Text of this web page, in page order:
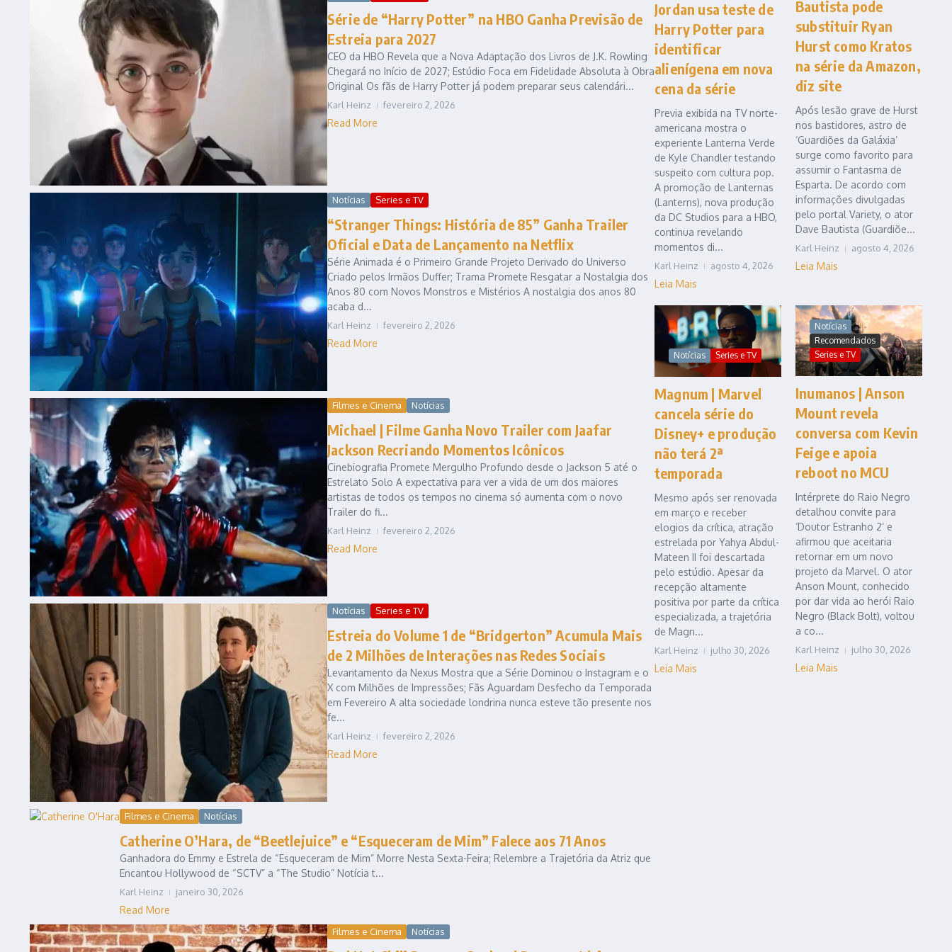
Série de “Harry Potter” na HBO Ganha Previsão de
Estreia para 2027
CEO da HBO Revela que a Nova Adaptação dos Livros de J.K. Rowling
Chegará no Início de 2027; Estúdio Foca em Fidelidade Absoluta à Obra
Original Os fãs de Harry Potter já podem preparar seus calendári...
Karl Heinz fevereiro 2, 2026
Read More
Notícias Series e TV
“Stranger Things: História de 85” Ganha Trailer
Oficial e Data de Lançamento na Netflix
Série Animada é o Primeiro Grande Projeto Derivado do Universo
Criado pelos Irmãos Duffer; Trama Promete Resgatar a Nostalgia dos
Anos 80 com Novos Monstros e Mistérios A nostalgia dos anos 80
acaba d...
Karl Heinz fevereiro 2, 2026
Read More
Filmes e Cinema Notícias
Michael | Filme Ganha Novo Trailer com Jaafar
Jackson Recriando Momentos Icônicos
Cinebiografia Promete Mergulho Profundo desde o Jackson 5 até o
Estrelato Solo A expectativa para ver a vida de um dos maiores
artistas de todos os tempos no cinema só aumenta com o novo
Trailer do fi...
Karl Heinz fevereiro 2, 2026
Read More
Notícias Series e TV
Estreia do Volume 1 de “Bridgerton” Acumula Mais
de 2 Milhões de Interações nas Redes Sociais
Levantamento da Nexus Mostra que a Série Dominou o Instagram e o
X com Milhões de Impressões; Fãs Aguardam Desfecho da Temporada
em Fevereiro A alta sociedade londrina nunca esteve tão presente nos
fe...
Karl Heinz fevereiro 2, 2026
Read More
Filmes e Cinema Notícias
Catherine O’Hara, de “Beetlejuice” e “Esqueceram de Mim” Falece aos 71 Anos
Ganhadora do Emmy e Estrela de “Esqueceram de Mim” Morre Nesta Sexta-Feira; Relembre a Trajetória da Atriz que
Encantou Hollywood de “SCTV” a “The Studio” Notícia t...
Karl Heinz janeiro 30, 2026
Read More
Filmes e Cinema Notícias
Jordan usa teste de
Harry Potter para
identificar
alienígena em nova
cena da série
Previa exibida na TV norte-
americana mostra o
experiente Lanterna Verde
de Kyle Chandler testando
suspeito com cultura pop.
A promoção de Lanternas
(Lanterns), nova produção
da DC Studios para a HBO,
continua revelando
momentos di...
Karl Heinz agosto 4, 2026
Leia Mais
Bautista pode
substituir Ryan
Hurst como Kratos
na série da Amazon,
diz site
Após lesão grave de Hurst
nos bastidores, astro de
‘Guardiões da Galáxia’
surge como favorito para
assumir o Fantasma de
Esparta. De acordo com
informações divulgadas
pelo portal Variety, o ator
Dave Bautista (Guardiõe...
Karl Heinz agosto 4, 2026
Leia Mais
Notícias Series e TV
Magnum | Marvel
cancela série do
Disney+ e produção
não terá 2ª
temporada
Mesmo após ser renovada
em março e receber
elogios da crítica, atração
estrelada por Yahya Abdul-
Mateen II foi descartada
pelo estúdio. Apesar da
recepção altamente
positiva por parte da crítica
especializada, a trajetória
de Magn...
Karl Heinz julho 30, 2026
Leia Mais
Notícias
Recomendados
Series e TV
Inumanos | Anson
Mount revela
conversa com Kevin
Feige e apoia
reboot no MCU
Intérprete do Raio Negro
detalhou convite para
‘Doutor Estranho 2’ e
afirmou que aceitaria
retornar em um novo
projeto da Marvel. O ator
Anson Mount, conhecido
por dar vida ao herói Raio
Negro (Black Bolt), voltou
a co...
Karl Heinz julho 30, 2026
Leia Mais